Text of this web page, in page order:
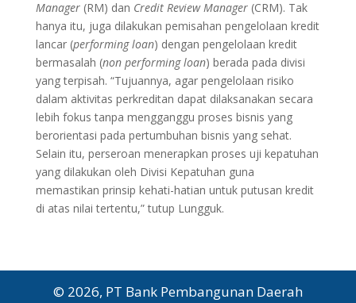
Manager (RM) dan Credit Review Manager (CRM). Tak
hanya itu, juga dilakukan pemisahan pengelolaan kredit
lancar (performing loan) dengan pengelolaan kredit
bermasalah (non performing loan) berada pada divisi
yang terpisah. “Tujuannya, agar pengelolaan risiko
dalam aktivitas perkreditan dapat dilaksanakan secara
lebih fokus tanpa mengganggu proses bisnis yang
berorientasi pada pertumbuhan bisnis yang sehat.
Selain itu, perseroan menerapkan proses uji kepatuhan
yang dilakukan oleh Divisi Kepatuhan guna
memastikan prinsip kehati-hatian untuk putusan kredit
di atas nilai tertentu,” tutup Lungguk.
© 2026, PT Bank Pembangunan Daerah